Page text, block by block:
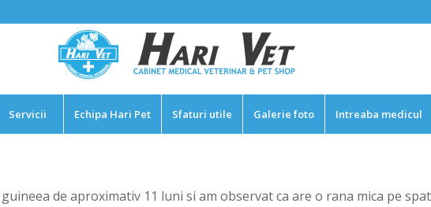
Servicii Echipa Hari Pet Sfaturi utile Galerie foto Intreaba medicul
de aproximativ 11 luni si am observat ca are o rana mica pe